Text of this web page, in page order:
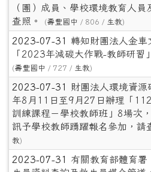
（團）成員、學校環境教育人
查照。
(壽豐國中 / 806 / 生教)
2023-07-31 轉知財團法人金車
「2023年減碳大作戰-教師研習
(壽豐國中 / 727 / 生教)
2023-07-31
財團法人環境資
年8月11日至9月27日辦理「
訓練課程－學校教師班」8場次
訊予學校教師踴躍報名參加，請
教)
2023-07-31 有關教育部體育署